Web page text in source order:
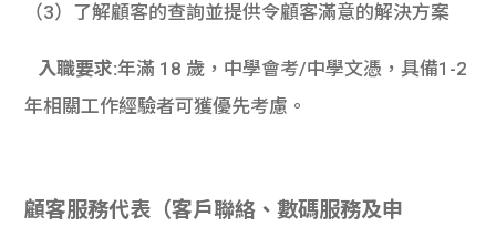
（3）了解顧客的查詢並提供令顧客滿意的解決方案
入職要求:年滿 18 歲，中學會考/中學文憑，具備1-2
年相關工作經驗者可獲優先考慮。
顧客服務代表（客戶聯絡、數碼服務及申